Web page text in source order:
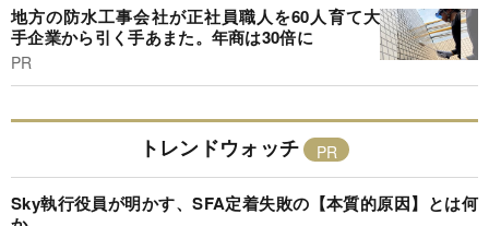
地方の防水工事会社が正社員職人を60人育て大
手企業から引く手あまた。年商は30倍に
PR
トレンドウォッチ
Sky執行役員が明かす、SFA定着失敗の【本質的原因】とは何